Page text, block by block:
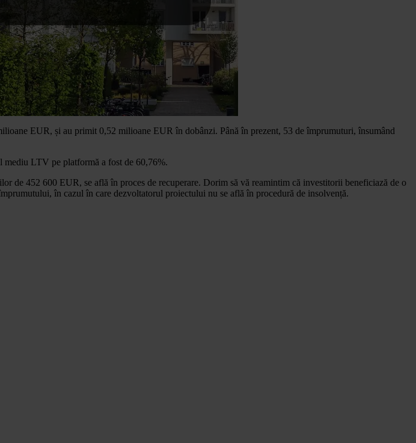
EUR, și au primit 0,52 milioane EUR în dobânzi. Până în prezent, 53 de împrumuturi, însumând
LTV pe platformă a fost de 60,76%.
de 452 600 EUR, se află în proces de recuperare. Dorim să vă reamintim că investitorii beneficiază de o
în cazul în care dezvoltatorul proiectului nu se află în procedură de insolvență.